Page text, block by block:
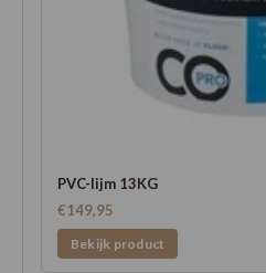
PVC-lijm 13KG
€149,95
Bekijk product